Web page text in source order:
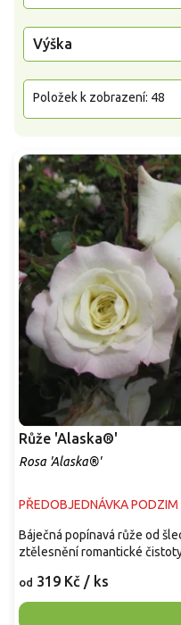
Výška
Položek k zobrazení: 48
Růže 'Alaska®'
Rosa 'Alaska®'
PŘEDOBJEDNÁVKA
od 319 Kč / ks
Báječná popínavá růže od
ztělesnění romantické